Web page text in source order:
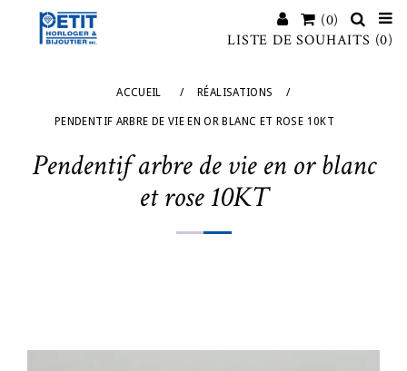
(0)
LISTE DE SOUHAITS (0)
ACCUEIL / RÉALISATIONS /
PENDENTIF ARBRE DE VIE EN OR BLANC ET ROSE 10KT
Pendentif arbre de vie en or blanc
et rose 10KT